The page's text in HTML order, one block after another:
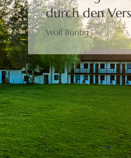
durch den
Wolf Büntig
Bewusstheit
Freiheit,eine
Moshé Feldenkrais